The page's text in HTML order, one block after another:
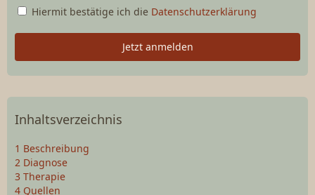
Hiermit bestätige ich die Datenschutzerklärung
Jetzt anmelden
Inhaltsverzeichnis
1 Beschreibung
2 Diagnose
3 Therapie
4 Quellen